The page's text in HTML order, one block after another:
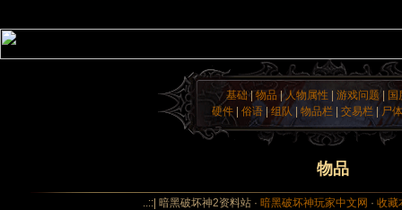
基础|物品 |人物属性 |游戏问题|
国
硬件
俗语 | 组队 物品栏 交易栏 尸体
物品
..::| 暗黑破坏神2资料站 · 暗黑破坏神玩家中文网 · 收藏